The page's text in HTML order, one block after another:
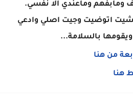
ومابفهم وماعندي الا نفسي.
اتوضيت وجيت اصلي وادعي
بالسلامة...
من هنا
هنا